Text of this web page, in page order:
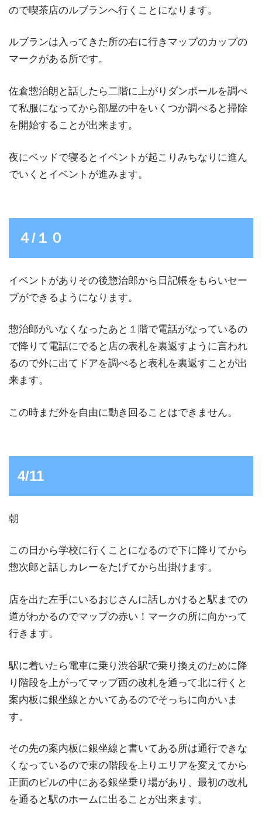
ので喫茶店のルブランへ行くことになります。
ルブランは入ってきた所の右に行きマップのカップの
マークがある所です。
佐倉惣治朗と話したら二階に上がりダンボールを調べ
て私服になってから部屋の中をいくつか調べると掃除
を開始することが出来ます。
夜にベッドで寝るとイベントが起こりみちなりに進ん
でいくとイベントが進みます。
４/１０
イベントがありその後惣治郎から日記帳をもらいセー
ブができるようになります。
惣治郎がいなくなったあと１階で電話がなっているの
で降りて電話にでると店の表札を裏返すように言われ
るので外に出てドアを調べると表札を裏返すことが出
来ます。
この時まだ外を自由に動き回ることはできません。
4/11
朝
この日から学校に行くことになるので下に降りてから
惣次郎と話しカレーをたげてから出掛けます。
店を出た左手にいるおじさんに話しかけると駅までの
道がわかるのでマップの赤い！マークの所に向かって
行きます。
駅に着いたら電車に乗り渋谷駅で乗り換えのために降
り階段を上がってマップ西の改札を通って北に行くと
案内板に銀坐線とかいてあるのでそっちに向かいま
す。
その先の案内板に銀坐線と書いてある所は通行できな
くなっているので東の階段を上りエリアを変えてから
正面のビルの中にある銀坐乗り場があり、最初の改札
を通ると駅のホームに出ることが出来ます。